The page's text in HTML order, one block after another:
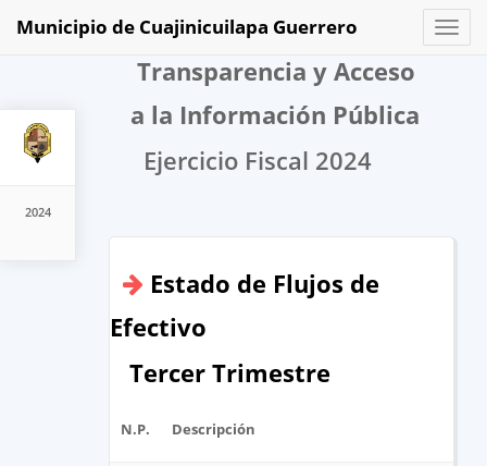
2024
Toggle
Municipio de Cuajinicuilapa Guerrero
Transparencia y Acceso
a la Información Pública
Ejercicio Fiscal 2024
Estado de Flujos de
Efectivo
Tercer Trimestre
N.P. Descripción